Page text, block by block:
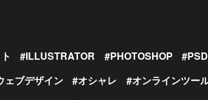
ILLUSTRATOR PHOTOSHOP PSD
ェブデザイン オシャレ オンラインツー